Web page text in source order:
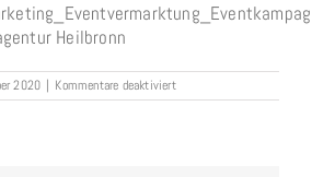
Heilbronn
2020 | Kommentare deaktiviertfür